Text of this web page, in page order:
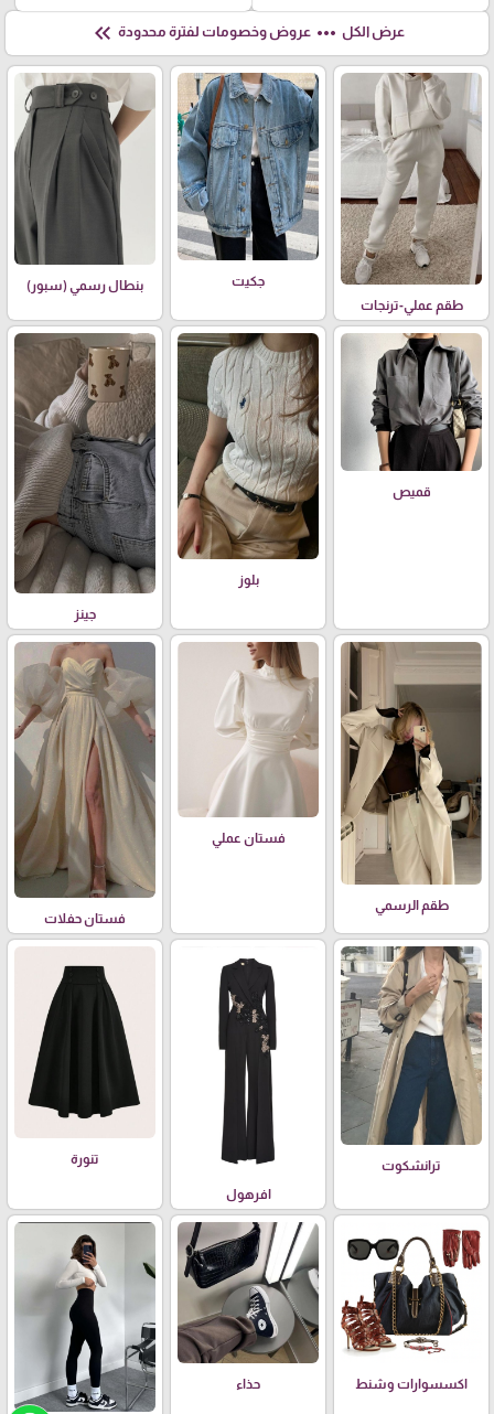
عرض الكل more_horiz عروض وخصومات لفترة محدودة keyboard_double_arrow_left
طقم عملي-ترنجات
جكيت بنطال رسمي (سبور)
قميص
بلوز
جينز
طقم الرسمي
فستان عملي
فستان حفلات
ترانشكوت
افرهول
تنورة
اكسسوارات وشنط حذاء